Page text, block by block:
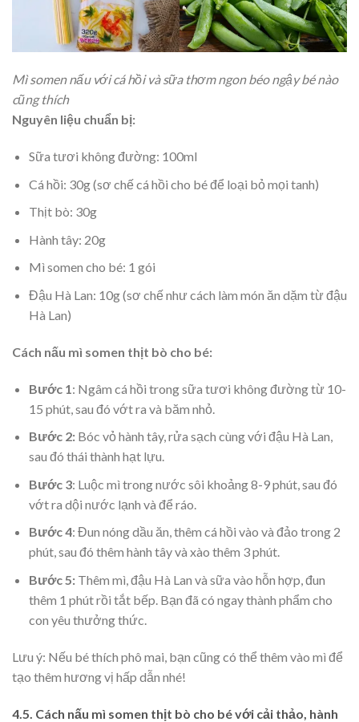
Mì somen nấu với cá hồi và sữa thơm ngon béo ngậy bé nào
cũng thích
Nguyên liệu chuẩn bị:
Sữa tươi không đường: 100ml
Cá hồi: 30g (sơ chế cá hồi cho bé để loại bỏ mọi tanh)
Thịt bò: 30g
Hành tây: 20g
Mì somen cho bé: 1 gói
Đậu Hà Lan: 10g (sơ chế như cách làm món ăn dặm từ đậu
Hà Lan)
Cách nấu mì somen thịt bò cho bé:
Bước 1 : Ngâm cá hồi trong sữa tươi không đường từ 10-
15 phút, sau đó vớt ra và băm nhỏ.
Bước 2:Bóc vỏ hành tây, rửa sạch cùng với đậu Hà Lan,
sau đó thái thành hạt lựu.
Bước 3: Luộc mì trong nước sôi khoảng 8-9 phút, sau đó
vớt ra dội nước lạnh và để ráo.
Bước 4: Đun nóng dầu ăn, thêm cá hồi vào và đảo trong 2
phút, sau đó thêm hành tây và xào thêm 3 phút.
Bước 5: Thêm mì, đậu Hà Lan và sữa vào hỗn hợp, đun
thêm 1 phút rồi tắt bếp. Bạn đã có ngay thành phẩm cho
con yêu thưởng thức.
Lưu ý: Nếu bé thích phô mai, bạn cũng có thể thêm vào mì để
tạo thêm hương vị hấp dẫn nhé!
4.5. Cách nấu mì somen thịt bò cho bé với cải thảo, hành